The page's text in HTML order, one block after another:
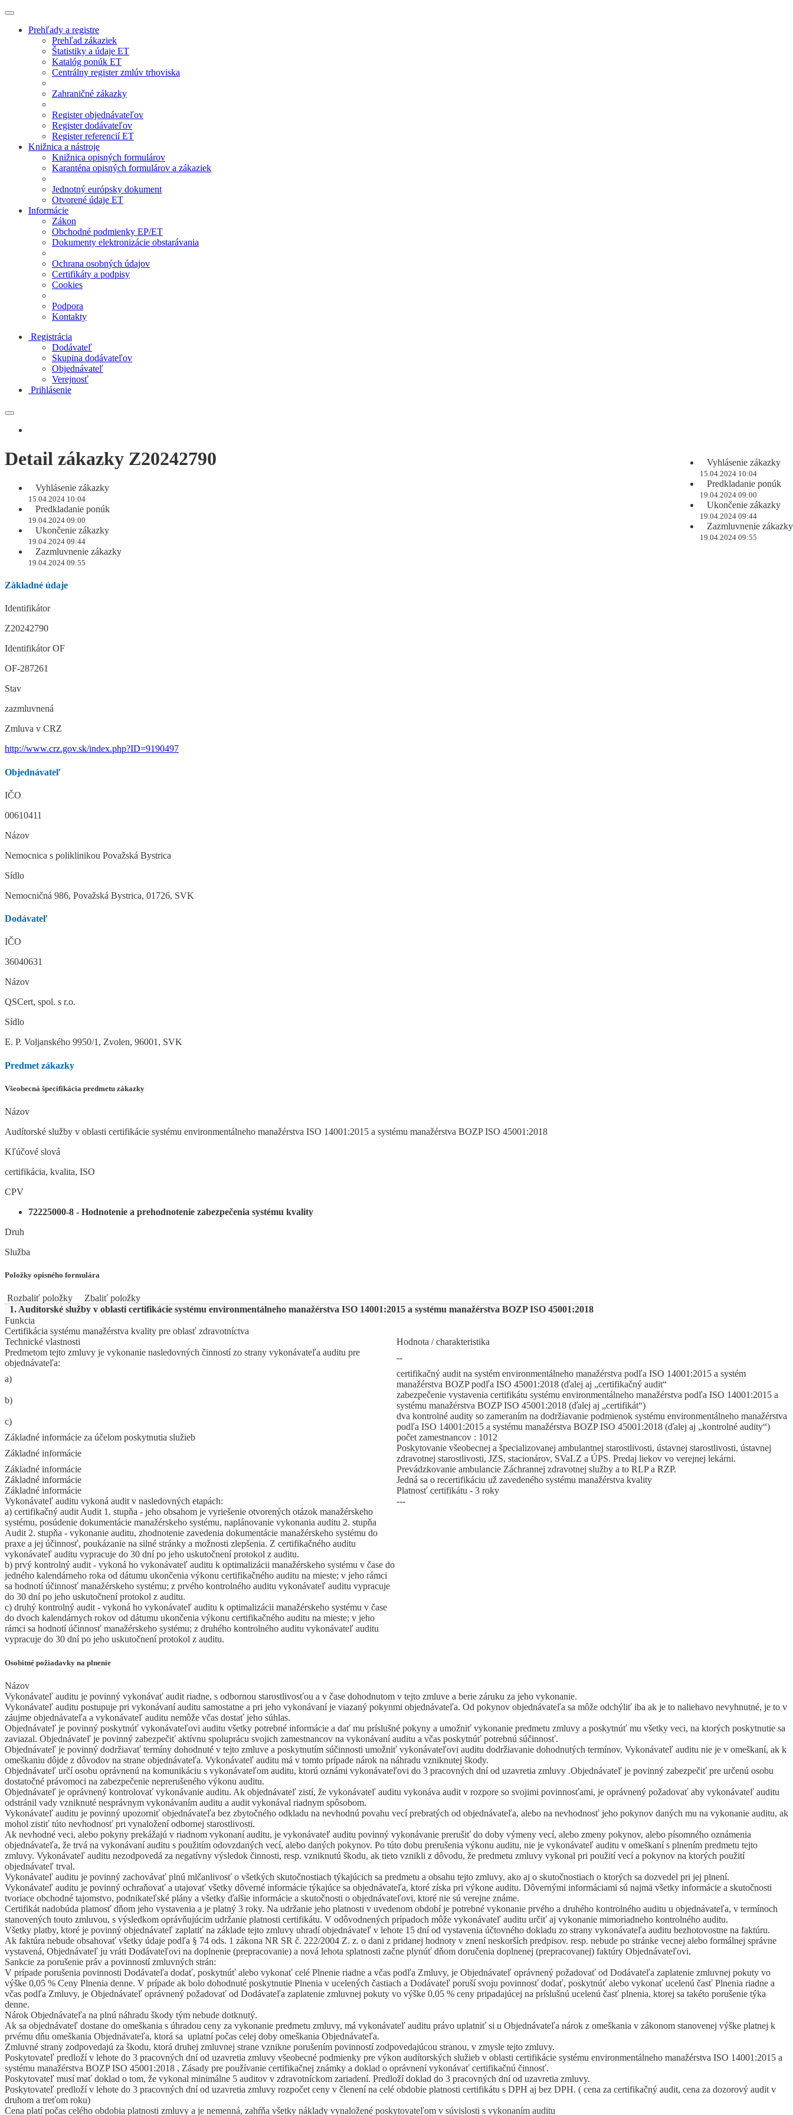
Prehľady a registre
Prehľad zákaziek
Štatistiky a údaje ET
Katalóg ponúk ET
Centrálny register zmlúv trhoviska
Zahraničné zákazky
Register objednávateľov
Register dodávateľov
Register referencií ET
Knižnica a nástroje
Knižnica opisných formulárov
Karanténa opisných formulárov a zákaziek
Jednotný európsky dokument
Otvorené údaje ET
Informácie
Zákon
Obchodné podmienky EP/ET
Dokumenty elektronizácie obstarávania
Ochrana osobných údajov
Certifikáty a podpisy
Cookies
Podpora
Kontakty
Registrácia
Dodávateľ
Skupina dodávateľov
Objednávateľ
Verejnosť
Prihlásenie
Vyhlásenie zákazky
15.04.2024 10:04
Predkladanie ponúk
19.04.2024 09:00
Ukončenie zákazky
19.04.2024 09:44
Zazmluvnenie zákazky
19.04.2024 09:55
Detail zákazky Z20242790
Vyhlásenie zákazky
15.04.2024 10:04
Predkladanie ponúk
19.04.2024 09:00
Ukončenie zákazky
19.04.2024 09:44
Zazmluvnenie zákazky
19.04.2024 09:55
Základné údaje
Identifikátor
Z20242790
Identifikátor OF
OF-287261
Stav
zazmluvnená
Zmluva v CRZ
http://www.crz.gov.sk/index.php?ID=9190497
Objednávateľ
IČO
00610411
Názov
Nemocnica s poliklinikou Považská Bystrica
Sídlo
Nemocničná 986, Považská Bystrica, 01726, SVK
Dodávateľ
IČO
36040631
Názov
QSCert, spol. s r.o.
Sídlo
E. P. Voljanského 9950/1, Zvolen, 96001, SVK
Predmet zákazky
Všeobecná špecifikácia predmetu zákazky
Názov
Audítorské služby v oblasti certifikácie systému environmentálneho manažérstva ISO 14001:2015 a systému manažérstva BOZP ISO 45001:2018
Kľúčové slová
certifikácia, kvalita, ISO
CPV
72225000-8 - Hodnotenie a prehodnotenie zabezpečenia systému kvality
Druh
Služba
Položky opisného formulára
Rozbaliť položky
Zbaliť položky
1. Audítorské služby v oblasti certifikácie systému environmentálneho manažérstva ISO 14001:2015 a systému manažérstva BOZP ISO 45001:2018
Funkcia
Certifikácia systému manažérstva kvality pre oblasť zdravotníctva
Technické vlastnosti
Hodnota / charakteristika
Predmetom tejto zmluvy je vykonanie nasledovných činností zo strany vykonávateľa auditu pre
objednávateľa:
--
a)
certifikačný audit na systém environmentálneho manažérstva podľa ISO 14001:2015 a systém
manažérstva BOZP podľa ISO 45001:2018 (ďalej aj „certifikačný audit“
b)
zabezpečenie vystavenia certifikátu systému environmentálneho manažérstva podľa ISO 14001:2015 a
systému manažérstva BOZP ISO 45001:2018 (ďalej aj „certifikát“)
c)
dva kontrolné audity so zameraním na dodržiavanie podmienok systému environmentálneho manažérstva
podľa ISO 14001:2015 a systému manažérstva BOZP ISO 45001:2018 (ďalej aj „kontrolné audity“)
Základné informácie za účelom poskytnutia služieb
počet zamestnancov : 1012
Základné informácie
Poskytovanie všeobecnej a špecializovanej ambulantnej starostlivosti, ústavnej starostlivosti, ústavnej
zdravotnej starostlivosti, JZS, stacionárov, SVaLZ a ÚPS. Predaj liekov vo verejnej lekárni.
Základné informácie
Prevádzkovanie ambulancie Záchrannej zdravotnej služby a to RLP a RZP.
Základné informácie
Jedná sa o recertifikáciu už zavedeného systému manažérstva kvality
Základné informácie
Platnosť certifikátu - 3 roky
Vykonávateľ auditu vykoná audit v nasledovných etapách:
---
a) certifikačný audit Audit 1. stupňa - jeho obsahom je vyriešenie otvorených otázok manažérskeho
systému, posúdenie dokumentácie manažérskeho systému, naplánovanie vykonania auditu 2. stupňa
Audit 2. stupňa - vykonanie auditu, zhodnotenie zavedenia dokumentácie manažérskeho systému do
praxe a jej účinnosť, poukázanie na silné stránky a možnosti zlepšenia. Z certifikačného auditu
vykonávateľ auditu vypracuje do 30 dní po jeho uskutočnení protokol z auditu.
b) prvý kontrolný audit - vykoná ho vykonávateľ auditu k optimalizácii manažérskeho systému v čase do
jedného kalendárneho roka od dátumu ukončenia výkonu certifikačného auditu na mieste; v jeho rámci
sa hodnotí účinnosť manažérskeho systému; z prvého kontrolného auditu vykonávateľ auditu vypracuje
do 30 dní po jeho uskutočnení protokol z auditu.
c) druhý kontrolný audit - vykoná ho vykonávateľ auditu k optimalizácii manažérskeho systému v čase
do dvoch kalendárnych rokov od dátumu ukončenia výkonu certifikačného auditu na mieste; v jeho
rámci sa hodnotí účinnosť manažérskeho systému; z druhého kontrolného auditu vykonávateľ auditu
vypracuje do 30 dní po jeho uskutočnení protokol z auditu.
Osobitné požiadavky na plnenie
Názov
Vykonávateľ auditu je povinný vykonávať audit riadne, s odbornou starostlivosťou a v čase dohodnutom v tejto zmluve a berie záruku za jeho vykonanie.
Vykonávateľ auditu postupuje pri vykonávaní auditu samostatne a pri jeho vykonávaní je viazaný pokynmi objednávateľa. Od pokynov objednávateľa sa môže odchýliť iba ak je to naliehavo nevyhnutné, je to v
záujme objednávateľa a vykonávateľ auditu nemôže včas dostať jeho súhlas.
Objednávateľ je povinný poskytnúť vykonávateľovi auditu všetky potrebné informácie a dať mu príslušné pokyny a umožniť vykonanie predmetu zmluvy a poskytnúť mu všetky veci, na ktorých poskytnutie sa
zaviazal. Objednávateľ je povinný zabezpečiť aktívnu spoluprácu svojich zamestnancov na vykonávaní auditu a včas poskytnúť potrebnú súčinnosť.
Objednávateľ je povinný dodržiavať termíny dohodnuté v tejto zmluve a poskytnutím súčinnosti umožniť vykonávateľovi auditu dodržiavanie dohodnutých termínov. Vykonávateľ auditu nie je v omeškaní, ak k
omeškaniu dôjde z dôvodov na strane objednávateľa. Vykonávateľ auditu má v tomto prípade nárok na náhradu vzniknutej škody.
Objednávateľ určí osobu oprávnenú na komunikáciu s vykonávateľom auditu, ktorú oznámi vykonávateľovi do 3 pracovných dní od uzavretia zmluvy .Objednávateľ je povinný zabezpečiť pre určenú osobu
dostatočné právomoci na zabezpečenie neprerušeného výkonu auditu.
Objednávateľ je oprávnený kontrolovať vykonávanie auditu. Ak objednávateľ zistí, že vykonávateľ auditu vykonáva audit v rozpore so svojimi povinnosťami, je oprávnený požadovať aby vykonávateľ auditu
odstránil vady vzniknuté nesprávnym vykonávaním auditu a audit vykonával riadnym spôsobom.
Vykonávateľ auditu je povinný upozorniť objednávateľa bez zbytočného odkladu na nevhodnú povahu vecí prebratých od objednávateľa, alebo na nevhodnosť jeho pokynov daných mu na vykonanie auditu, ak
mohol zistiť túto nevhodnosť pri vynaložení odbornej starostlivosti.
Ak nevhodné veci, alebo pokyny prekážajú v riadnom vykonaní auditu, je vykonávateľ auditu povinný vykonávanie prerušiť do doby výmeny vecí, alebo zmeny pokynov, alebo písomného oznámenia
objednávateľa, že trvá na vykonávaní auditu s použitím odovzdaných vecí, alebo daných pokynov. Po túto dobu prerušenia výkonu auditu, nie je vykonávateľ auditu v omeškaní s plnením predmetu tejto
zmluvy. Vykonávateľ auditu nezodpovedá za negatívny výsledok činnosti, resp. vzniknutú škodu, ak tieto vznikli z dôvodu, že predmetu zmluvy vykonal pri použití vecí a pokynov na ktorých použití
objednávateľ trval.
Vykonávateľ auditu je povinný zachovávať plnú mlčanlivosť o všetkých skutočnostiach týkajúcich sa predmetu a obsahu tejto zmluvy, ako aj o skutočnostiach o ktorých sa dozvedel pri jej plnení.
Vykonávateľ auditu je povinný ochraňovať a utajovať všetky dôverné informácie týkajúce sa objednávateľa, ktoré získa pri výkone auditu. Dôvernými informáciami sú najmä všetky informácie a skutočnosti
tvoriace obchodné tajomstvo, podnikateľské plány a všetky ďalšie informácie a skutočnosti o objednávateľovi, ktoré nie sú verejne známe.
Certifikát nadobúda platnosť dňom jeho vystavenia a je platný 3 roky. Na udržanie jeho platnosti v uvedenom období je potrebné vykonanie prvého a druhého kontrolného auditu u objednávateľa, v termínoch
stanovených touto zmluvou, s výsledkom oprávňujúcim udržanie platnosti certifikátu. V odôvodnených prípadoch môže vykonávateľ auditu určiť aj vykonanie mimoriadneho kontrolného auditu.
Všetky platby, ktoré je povinný objednávateľ zaplatiť na základe tejto zmluvy uhradí objednávateľ v lehote 15 dní od vystavenia účtovného dokladu zo strany vykonávateľa auditu bezhotovostne na faktúru.
Ak faktúra nebude obsahovať všetky údaje podľa § 74 ods. 1 zákona NR SR č. 222/2004 Z. z. o dani z pridanej hodnoty v znení neskorších predpisov. resp. nebude po stránke vecnej alebo formálnej správne
vystavená, Objednávateľ ju vráti Dodávateľovi na doplnenie (prepracovanie) a nová lehota splatnosti začne plynúť dňom doručenia doplnenej (prepracovanej) faktúry Objednávateľovi.
Sankcie za porušenie práv a povinností zmluvných strán:
V prípade porušenia povinnosti Dodávateľa dodať, poskytnúť alebo vykonať celé Plnenie riadne a včas podľa Zmluvy, je Objednávateľ oprávnený požadovať od Dodávateľa zaplatenie zmluvnej pokuty vo
výške 0,05 % Ceny Plnenia denne. V prípade ak bolo dohodnuté poskytnutie Plnenia v ucelených častiach a Dodávateľ poruší svoju povinnosť dodať, poskytnúť alebo vykonať ucelenú časť Plnenia riadne a
včas podľa Zmluvy, je Objednávateľ oprávnený požadovať od Dodávateľa zaplatenie zmluvnej pokuty vo výške 0,05 % ceny pripadajúcej na príslušnú ucelenú časť plnenia, ktorej sa takéto porušenie týka
denne.
Nárok Objednávateľa na plnú náhradu škody tým nebude dotknutý.
Ak sa objednávateľ dostane do omeškania s úhradou ceny za vykonanie predmetu zmluvy, má vykonávateľ auditu právo uplatniť si u Objednávateľa nárok z omeškania v zákonom stanovenej výške platnej k
prvému dňu omeškania Objednávateľa, ktorá sa uplatní počas celej doby omeškania Objednávateľa.
Zmluvné strany zodpovedajú za škodu, ktorá druhej zmluvnej strane vznikne porušením povinností zodpovedajúcou stranou, v zmysle tejto zmluvy.
Poskytovateľ predloží v lehote do 3 pracovných dní od uzavretia zmluvy všeobecné podmienky pre výkon audítorských služieb v oblasti certifikácie systému environmentálneho manažérstva ISO 14001:2015 a
systému manažérstva BOZP ISO 45001:2018 , Zásady pre používanie certifikačnej známky a doklad o oprávnení vykonávať certifikačnú činnosť.
Poskytovateľ musí mať doklad o tom, že vykonal minimálne 5 auditov v zdravotníckom zariadení. Predloží doklad do 3 pracovných dní od uzavretia zmluvy.
Poskytovateľ predloží v lehote do 3 pracovných dní od uzavretia zmluvy rozpočet ceny v členení na celé obdobie platnosti certifikátu s DPH aj bez DPH. ( cena za certifikačný audit, cena za dozorový audit v
druhom a treťom roku)
Cena platí počas celého obdobia platnosti zmluvy a je nemenná, zahŕňa všetky náklady vynaložené poskytovateľom v súvislosti s vykonaním auditu